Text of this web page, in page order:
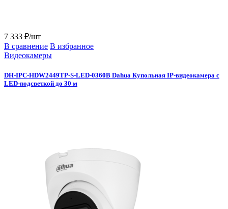
7 333 ₽/шт
В сравнение В избранное
Видеокамеры
DH-IPC-HDW2449TP-S-LED-0360B Dahua Купольная IP-видеокамера с
LED-подсветкой до 30 м